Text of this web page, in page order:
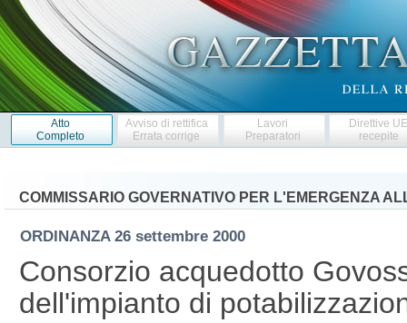
Atto
Completo
Avviso di rettifica
Errata corrige
Lavori
Preparatori
Direttive
recepite
COMMISSARIO GOVERNATIVO PER L'EMERGENZA
ORDINANZA 26 settembre 2000
Consorzio acquedotto
dell'impianto di